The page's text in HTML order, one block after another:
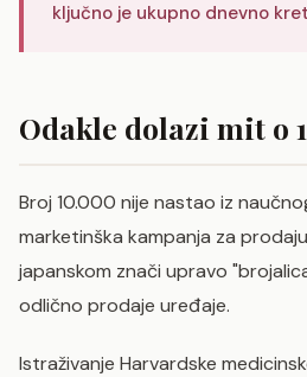
ključno je ukupno dnevno
Odakle dolazi mit o
Broj 10.000 nije nastao iz
marketinška kampanja za
japanskom znači upravo
odlično prodaje uređaje.
Istraživanje Harvardske